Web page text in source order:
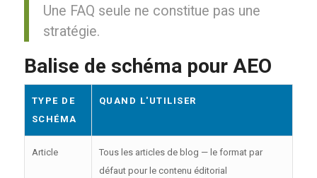
Une FAQ seule ne constitue pas une
stratégie.
Balise de schéma pour AEO
TYPE DE
SCHÉMA
QUAND L'UTILISER
Article
Tous les articles de blog — le format par
défaut pour le contenu éditorial